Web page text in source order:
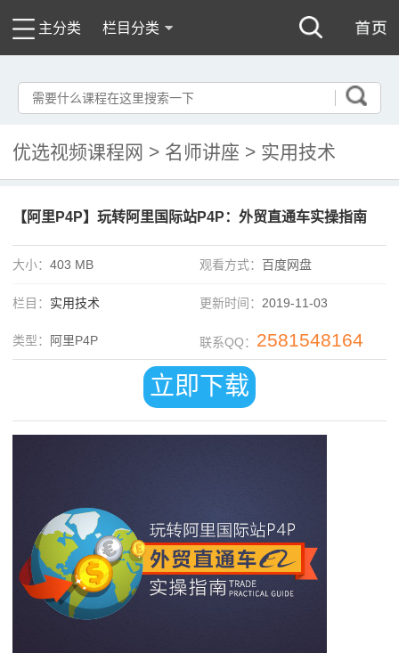
主分类 栏目分类
优选视频课程网 > 名师讲座 > 实用技术
【阿里P4P】玩转阿里国际站P4P：外贸直通车实操指南
大小： 403 MB 观看方式： 百度网盘
栏目： 实用技术 更新时间： 2019-11-03
类型： 阿里P4P 联系QQ： 2581548164
立即下载